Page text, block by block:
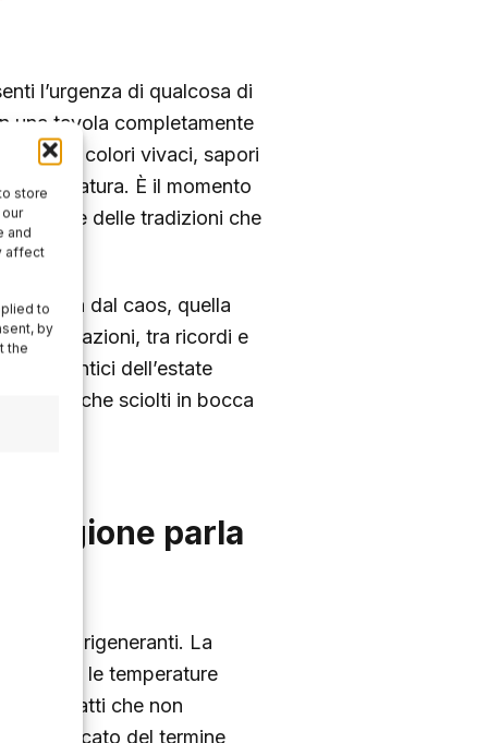
store
and
affect
to
by
the
l’urgenza di qualcosa di
una tavola completamente
a colori vivaci, sapori
villeggiatura. È il momento
natura e delle tradizioni che
pausa dal caos, quella
generazioni, tra ricordi e
autentici dell’estate
che sciolti in bocca
stagione parla
e rigeneranti. La
quando le temperature
di piatti che non
significato del termine